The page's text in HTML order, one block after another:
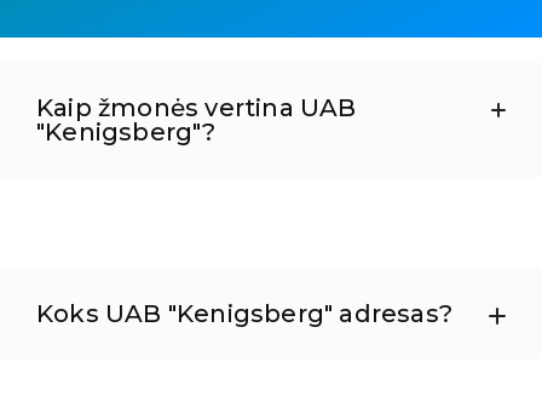
Kaip žmonės vertina UAB
"Kenigsberg"?
Koks UAB "Kenigsberg" adresas?